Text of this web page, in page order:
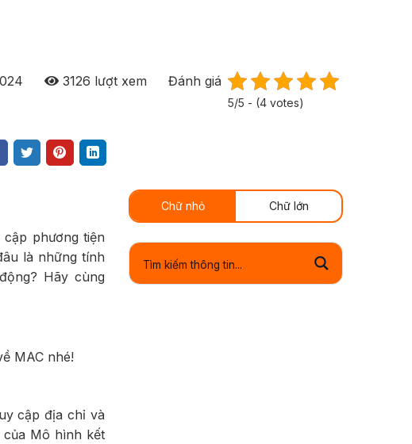
3126 lượt xem Đánh giá
5/5 - (4 votes)
phương tiện
là những tính
Hãy cùng
MAC nhé!
cập địa chỉ và
Mô hình kết
Chữ nhỏ Chữ lớn